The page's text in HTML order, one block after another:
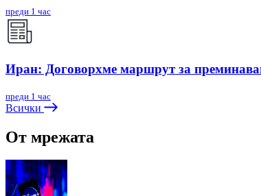
преди 1 час
Иран: Договорхме маршрут за
преди 1 час
Всички
От мрежата